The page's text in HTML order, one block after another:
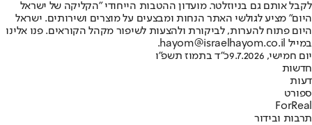
לקבל אותם גם בניוזלטר. מועדון ההטבות הייחודי "הקליקה של ישראל
היום" מציע לגולשי האתר הנחות ומבצעים על מוצרים ושירותים. ישראל
היום פתוח להערות, לביקורת ולהצעות לשיפור מקהל הקוראים. פנו אלינו
במייל hayom@israelhayom.co.il.
יום חמישי, 9.7.2026
כ"ד בתמוז תשפ"ו
חדשות
דעות
ספורט
ForReal
תרבות ובידור